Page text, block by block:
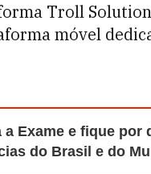
Troll
móvel
a Exame e fique por
do Brasil e do